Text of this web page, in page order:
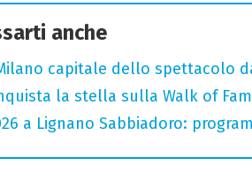
anche
capitale dello spettacolo
la stella sulla Walk of
a Lignano Sabbiadoro: